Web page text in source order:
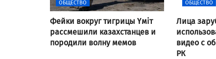
ОБЩЕСТВО
Фейки вокруг тигрицы Үміт
рассмешили казахстанцев и
породили волну мемов
ОБЩЕСТВО
Лица
видео с
РК